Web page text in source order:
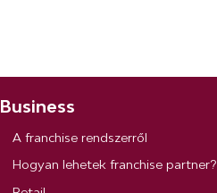
Business
A franchise rendszerről
Hogyan lehetek franchise partner?